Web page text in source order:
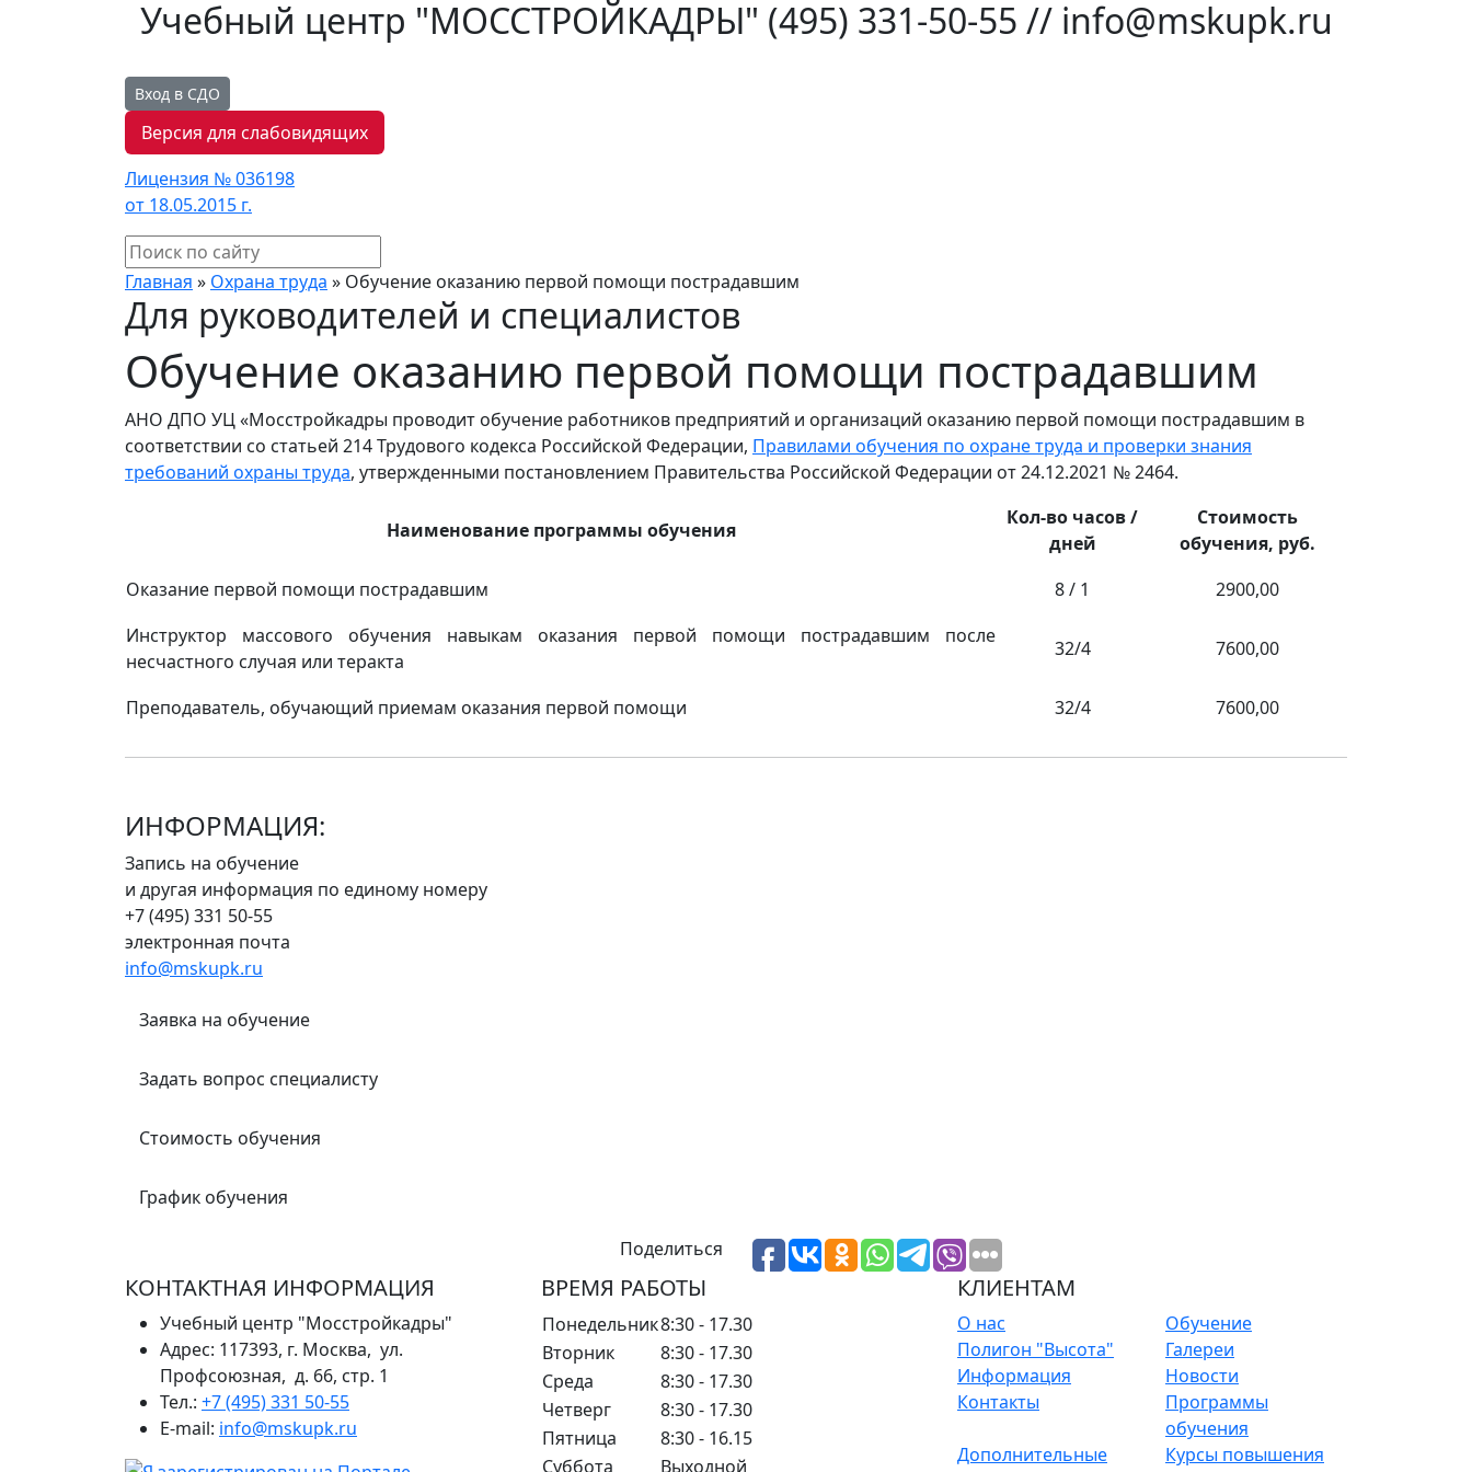
Учебный центр "МОССТРОЙКАДРЫ" (495) 331-50-55 // info@mskupk.ru
Вход в СДО
Версия для слабовидящих
Лицензия № 036198
от 18.05.2015 г.
Главная » Охрана труда » Обучение оказанию первой помощи пострадавшим
Для руководителей и специалистов
Обучение оказанию первой помощи пострадавшим
АНО ДПО УЦ «Мосстройкадры проводит обучение работников предприятий и организаций оказанию первой помощи пострадавшим в
соответствии со статьей 214 Трудового кодекса Российской Федерации, Правилами обучения по охране труда и проверки знания
требований охраны труда, утвержденными постановлением Правительства Российской Федерации от 24.12.2021 № 2464.
Наименование программы обучения
Кол-во часов /
дней
Стоимость
обучения, руб.
Оказание первой помощи пострадавшим
8 / 1
2900,00
Инструктор массового обучения навыкам оказания первой помощи пострадавшим после
несчастного случая или теракта
32/4 7600,00
Преподаватель, обучающий приемам оказания первой помощи 32/4 7600,00
ИНФОРМАЦИЯ:
Запись на обучение
и другая информация по единому номеру
+7 (495) 331 50-55
электронная почта
info@mskupk.ru
Заявка на обучение
Задать вопрос специалисту
Стоимость обучения
График обучения
Поделиться
КОНТАКТНАЯ ИНФОРМАЦИЯ
Учебный центр "Мосстройкадры"
Адрес: 117393, г. Москва, ул.
Профсоюзная, д. 66, стр. 1
Тел.: +7 (495) 331 50-55
E-mail: info@mskupk.ru
ВРЕМЯ РАБОТЫ
Понедельник8:30 - 17.30
Вторник
8:30 - 17.30
Среда
8:30 - 17.30
Четверг
8:30 - 17.30
Пятница
8:30 - 16.15
Суббота
Выходной
КЛИЕНТАМ
О нас
Обучение
Полигон "Высота"
Галереи
Информация
Новости
Контакты
Программы
обучения
Дополнительные
Курсы повышения